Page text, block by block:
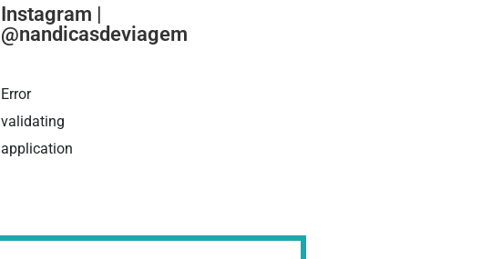
Instagram |
@nandicasdeviagem
Error
validating
application